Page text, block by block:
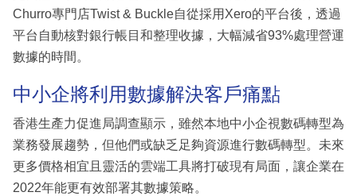
Churro專門店Twist & Buckle自從採用Xero的平台後，透過
平台自動核對銀行帳目和整理收據，大幅減省93%處理營運
數據的時間。
中小企將利用數據解決客戶痛點
香港生產力促進局調查顯示，雖然本地中小企視數碼轉型為
業務發展趨勢，但他們或缺乏足夠資源進行數碼轉型。未來
更多價格相宜且靈活的雲端工具將打破現有局面，讓企業在
2022年能更有效部署其數據策略。